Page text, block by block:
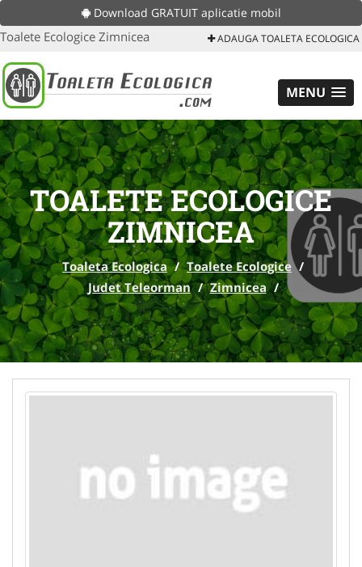
Download GRATUIT aplicatie mobil
Toalete Ecologice Zimnicea ADAUGA TOALETA ECOLOGICA
MENU
TOALETE ECOLOGICE
ZIMNICEA
Toaleta Ecologica / Toalete Ecologice /
Judet Teleorman / Zimnicea /